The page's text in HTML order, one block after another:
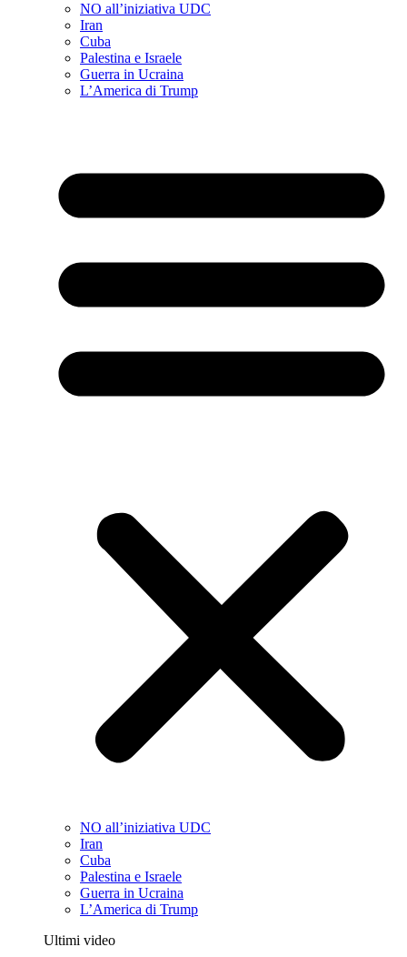
NO all’iniziativa UDC
Iran
Cuba
Palestina e Israele
Guerra in Ucraina
L’America di Trump
NO all’iniziativa UDC
Iran
Cuba
Palestina e Israele
Guerra in Ucraina
L’America di Trump
Ultimi video